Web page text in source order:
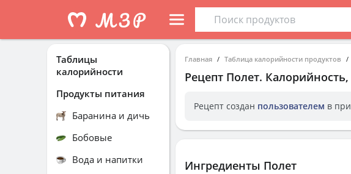
Главная Таблица калорийности продуктов
Рецепт Полет.
Рецепт создан пользователем в
Ингредиенты Полет
Таблицы
калорийности
Продукты питания
Баранина и дичь
Бобовые
Вода и напитки